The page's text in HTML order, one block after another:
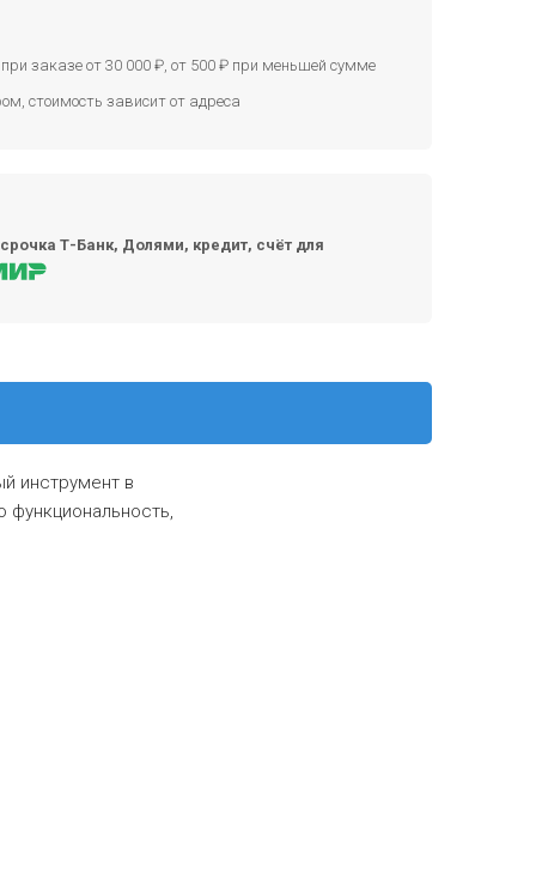
заказе от 30 000 ₽, от 500 ₽ при меньшей сумме
стоимость зависит от адреса
Т-Банк, Долями, кредит, счёт для
инструмент в